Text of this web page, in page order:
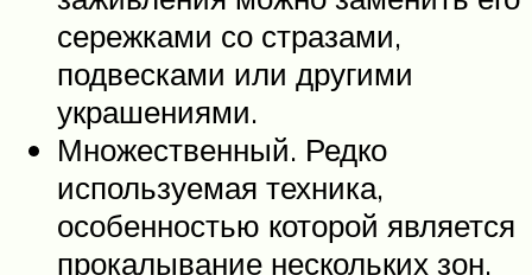
сережками со стразами,
подвесками или другими
украшениями.
Множественный. Редко
используемая техника,
особенностью которой является
прокалывание нескольких зон.